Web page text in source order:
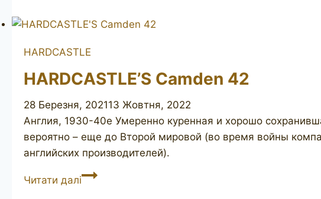
HARDCASTLE
HARDCASTLE’S Camden 42
28 Березня, 202113 Жовтня, 2022
Англия, 1930-40е Умеренно куренная и хорошо
вероятно – еще до Второй мировой (во время войны
английских производителей).
Читати даліHARDCASTLE’S